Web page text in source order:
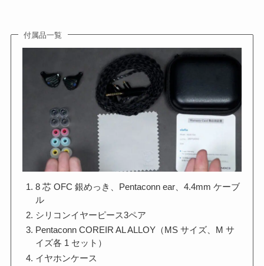
付属品一覧
8 芯 OFC 銀めっき、Pentaconn ear、4.4mm ケーブ
ル
シリコンイヤーピース3ペア
Pentaconn COREIR AL ALLOY（MS サイズ、M サ
イズ各 1 セット）
イヤホンケース